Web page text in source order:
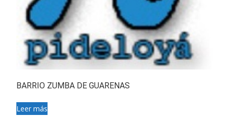
BARRIO ZUMBA DE GUARENAS
Leer más